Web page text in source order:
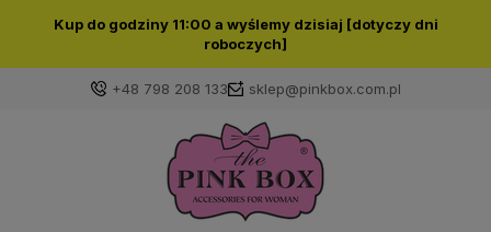
Kup do godziny 11:00 a wyślemy dzisiaj [dotyczy dni
roboczych]
+48 798 208 133 sklep@pinkbox.com.pl
Zaloguj się